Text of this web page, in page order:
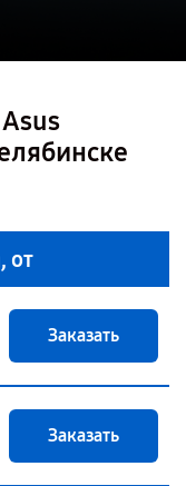
от
Заказать
Заказать